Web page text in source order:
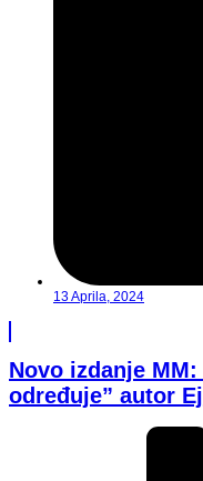
13 Aprila, 2024
Novo izdanje
određuje” autor